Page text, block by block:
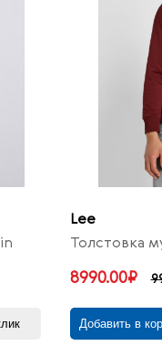
Lee
Толстовка
8990.00₽
Добавить в